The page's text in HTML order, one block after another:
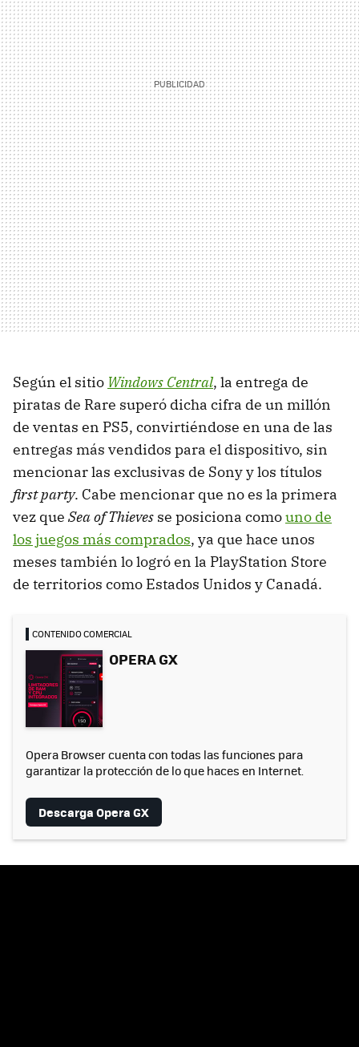
Según el sitio Windows Central, la entrega de
piratas de Rare superó dicha cifra de un millón
de ventas en PS5, convirtiéndose en una de las
entregas más vendidos para el dispositivo, sin
mencionar las exclusivas de Sony y los títulos
first party. Cabe mencionar que no es la primera
vez que Sea of Thieves se posiciona comouno de
los juegos más comprados, ya que hace unos
meses también lo logró en la PlayStation Store
de territorios como Estados Unidos y Canadá.
CONTENIDO COMERCIAL
OPERA GX
Opera Browser cuenta con todas las funciones para
garantizar la protección de lo que haces en Internet.
Descarga Opera GX